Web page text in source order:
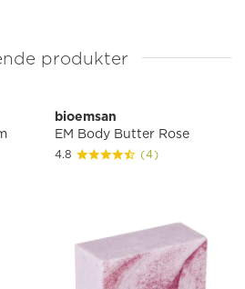
produkter
bioemsan
EM Body Butter Rose
4.8 (4)